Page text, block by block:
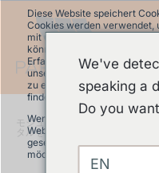
Diese Website speichert
Cookies werden verwendet,
mit unserer Website zu
können. Wir nutzen diese
Erfahrung zu optimieren und
unsere Besucher auf dieser
zu erstellen. Mehr Infos über
finden Sie in unserer
Wenn Sie ablehnen, werden
Website nicht erfasst. Ein
gesetzt, um daran zu
möchten.
モジュラーパンプトラック
タルをしなくなった 10 の理由
We've
speaking a
Do you
EN